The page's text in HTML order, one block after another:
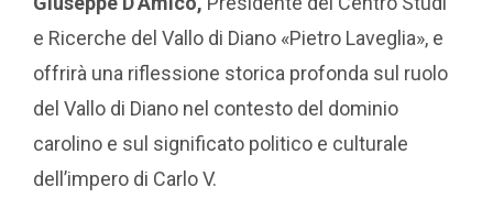
e Ricerche del Vallo di Diano «Pietro Laveglia», e
offrirà una riflessione storica profonda sul ruolo
del Vallo di Diano nel contesto del dominio
carolino e sul significato politico e culturale
dell’impero di Carlo V.